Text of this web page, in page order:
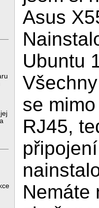
Asus
Ubuntu
se
RJ45,
připojení
Nemáte